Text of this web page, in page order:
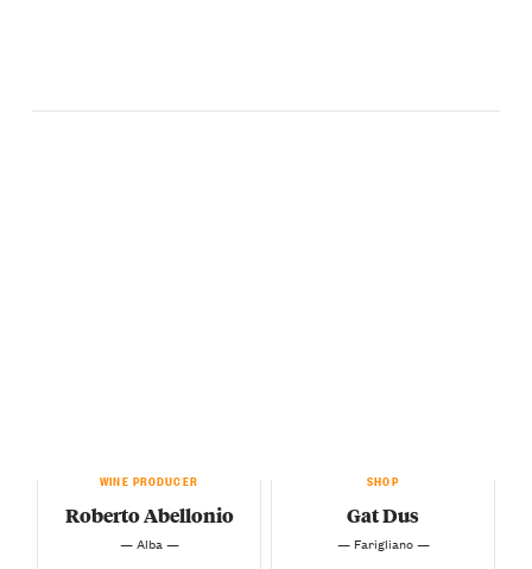
WINE PRODUCER
Roberto Abellonio
— Alba —
SHOP
Gat Dus
— Farigliano —